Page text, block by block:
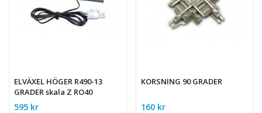
ELVÄXEL HÖGER R490-13
GRADER skala Z RO40
595 kr
KORSNING 90 GRADER
160 kr